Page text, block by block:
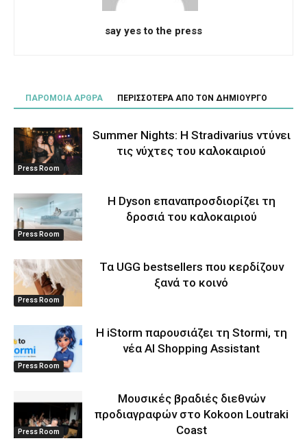
say yes to the press
ΠΑΡΟΜΟΙΑ ΑΡΘΡΑ ΠΕΡΙΣΣΟΤΕΡΑ ΑΠΟ ΤΟΝ ΔΗΜΙΟΥΡΓΟ
Press Room
Summer Nights: Η Stradivarius ντύνει
τις νύχτες του καλοκαιριού
Press Room
Η Dyson επαναπροσδιορίζει τη
δροσιά του καλοκαιριού
Press Room
Τα UGG bestsellers που κερδίζουν
ξανά το κοινό
Press Room
Η iStorm παρουσιάζει τη Stormi, τη
νέα AI Shopping Assistant
Press Room
Μουσικές βραδιές διεθνών
προδιαγραφών στο Kokoon Loutraki
Coast